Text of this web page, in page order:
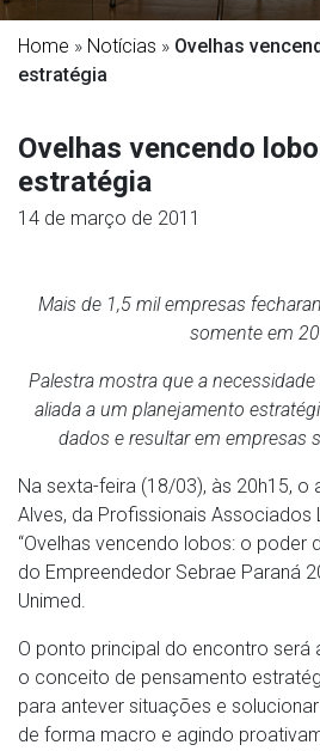
Home » Notícias » Ovelhas
estratégia
Ovelhas vencendo
estratégia
14 de março de 2011
Mais de 1,5 mil empresas
somente em
Palestra mostra que a
aliada a um planejamento
dados e resultar em empresas
Na sexta-feira (18/03), às 20h15, o
Alves, da Profissionais Associados
“Ovelhas vencendo lobos: o poder
do Empreendedor Sebrae Paraná
Unimed.
O ponto principal do encontro será
o conceito de pensamento
para antever situações e
de forma macro e agindo